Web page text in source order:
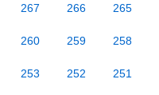
267 266 265
260 259 258
253 252 251